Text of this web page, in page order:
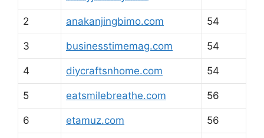
2 anakanjingbimo.com 54
3 businesstimemag.com 54
4 diycraftsnhome.com 54
5 eatsmilebreathe.com 56
6 etamuz.com 56